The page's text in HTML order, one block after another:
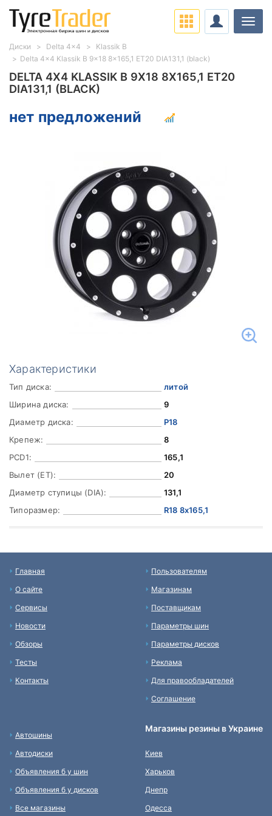
DELTA 4X4 KLASSIK B 9X18 8X165,1 ET20
DIA131,1 (BLACK)
нет предложений
Характеристики
Тип диска:
литой
Ширина диска:
9
Диаметр диска:
Р18
Крепеж:
8
PCD1:
165,1
Вылет (ET):
20
Диаметр ступицы (DIA):
131,1
Типоразмер:
R18 8x165,1
Диски Delta 4x4
Klassik B
Delta 4x4 Klassik B 9x18 8x165,1 ET20 DIA131,1 (black)
Главная
О сайте
Сервисы
Новости
Обзоры
Тесты
Контакты
Пользователям
Магазинам
Поставщикам
Параметры шин
Параметры дисков
Реклама
Для правообладателей
Соглашение
Автошины
Автодиски
Объявления б у шин
Объявления б у дисков
Все магазины
Магазины резины в Украине
Киев
Харьков
Днепр
Одесса